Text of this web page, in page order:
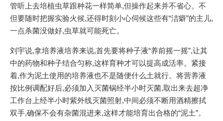
管听上去培植虫草跟种花一样简单,但操作起来并不省心。不
但要随时把握实验火候,还得时刻小心伺候这些有“洁癖”的主儿,
一点杀菌没做好,虫草就可能死亡。
刘宇说,拿培养液培养来说,首先要将种子液“养前摇一摇”,让其
中的药物和种子结合匀称,这样育种才可以提高成活率。紧接
着,作为泥土使用的培养液也不是随便什么土就行。将营养液
按比例调配好后,必须加入灭菌锅经半小时灭菌,取出来去超净
工作台上经半小时紫外线灭菌照射,中间必须不断用酒精擦拭
双手,确保不会有杂菌混进来,这样才能培育出合格的“泥土”。